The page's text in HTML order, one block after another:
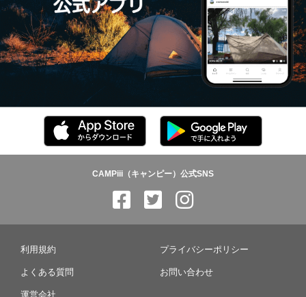
CAMPiii（キャンピー）公式SNS
利用規約 プライバシーポリシー
よくある質問 お問い合わせ
運営会社